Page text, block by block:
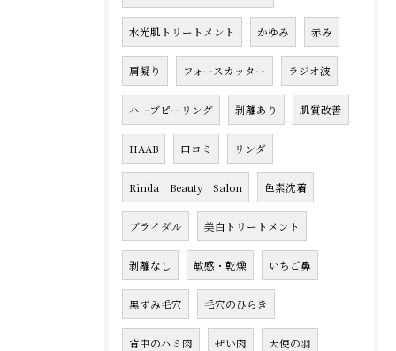
水光肌トリートメント かゆみ 赤み
肩凝り フォースカッター ラジオ波
ハーブピーリング 剥離あり 肌質改善
HAAB 口コミ リンダ
Rinda Beauty Salon 色素沈着
ブライダル 美白トリートメント
剥離なし 敏感・乾燥 いちご鼻
黒ずみ毛穴 毛穴のひらき
背中のハミ肉 ぜい肉 天使の羽